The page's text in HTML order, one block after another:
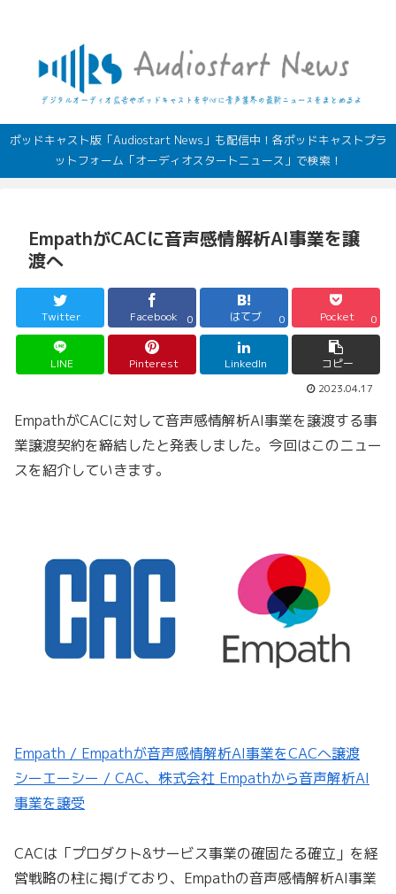
ポッドキャスト版「Audiostart News」も配信中！各ポッドキャストプラ
ットフォーム「オーディオスタートニュース」で検索！
EmpathがCACに音声感情解析AI事業を譲
渡へ
Twitter Facebook 0 はてブ 0 Pocket 0
LINE Pinterest LinkedIn コピー
2023.04.17
EmpathがCACに対して音声感情解析AI事業を譲渡する事
業譲渡契約を締結したと発表しました。今回はこのニュー
スを紹介していきます。
Empath / Empathが音声感情解析AI事業をCACへ譲渡
シーエーシー / CAC、株式会社 Empathから音声解析AI
事業を譲受
CACは「プロダクト&サービス事業の確固たる確立」を経
営戦略の柱に掲げており、Empathの音声感情解析AI事業